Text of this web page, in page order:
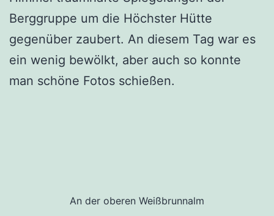
Berggruppe um die Höchster Hütte
gegenüber zaubert. An diesem Tag war es
ein wenig bewölkt, aber auch so konnte
man schöne Fotos schießen.
An der oberen Weißbrunnalm